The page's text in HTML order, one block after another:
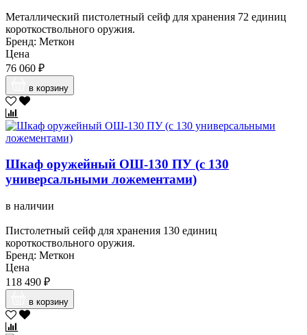
Металлический пистолетный сейф для хранения 72 единиц
короткоствольного оружия.
Бренд: Меткон
Цена
76 060 ₽
в корзину
Шкаф оружейный ОШ-130 ПУ (с 130
универсальными ложементами)
в наличии
Пистолетный сейф для хранения 130 единиц
короткоствольного оружия.
Бренд: Меткон
Цена
118 490 ₽
в корзину